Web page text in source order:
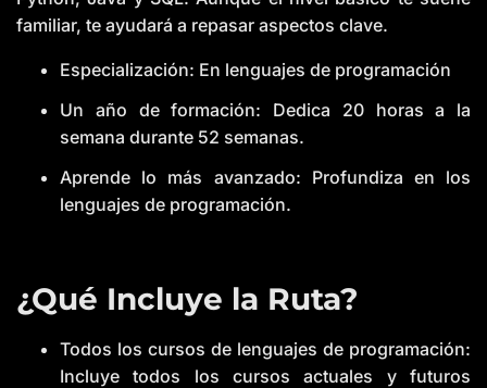
familiar, te ayudará a repasar aspectos clave.
Especialización: En lenguajes de programación
Un año de formación: Dedica 20 horas a la
semana durante 52 semanas.
Aprende lo más avanzado: Profundiza en los
lenguajes de programación.
¿Qué Incluye la Ruta?
Todos los cursos de lenguajes de programación:
Incluye todos los cursos actuales y futuros
El hombre que inventó el vibe coding está
Construí mi propio CRM sin código (en 20
minutos)
7 ago.